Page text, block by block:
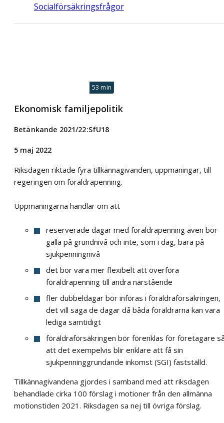
Socialförsäkringsfrågor
53 min
Ekonomisk familjepolitik
Betänkande 2021/22:SfU18
5 maj 2022
Riksdagen riktade fyra tillkännagivanden, uppmaningar, till
regeringen om föräldrapenning.
Uppmaningarna handlar om att
reserverade dagar med föräldrapenning även bör
gälla på grundnivå och inte, som i dag, bara på
sjukpenningnivå
det bör vara mer flexibelt att överföra
föräldrapenning till andra närstående
fler dubbeldagar bör införas i föräldraförsäkringen,
det vill säga de dagar då båda föräldrarna kan vara
lediga samtidigt
föräldraförsäkringen bör förenklas för företagare
att det exempelvis blir enklare att få sin
sjukpenninggrundande inkomst (SGI) fastställd.
Tillkännagivandena gjordes i samband med att riksdagen
behandlade cirka 100 förslag i motioner från den allmänna
motionstiden 2021. Riksdagen sa nej till övriga förslag.